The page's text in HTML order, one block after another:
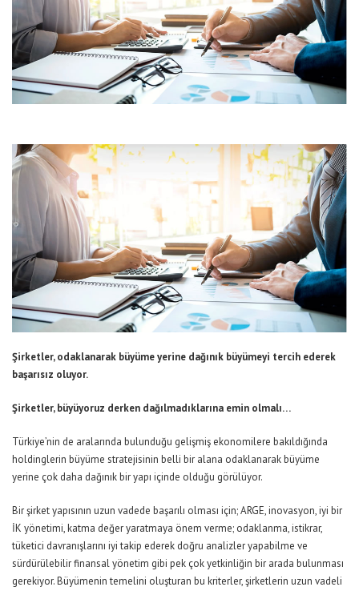
Şirketler, odaklanarak büyüme yerine dağınık büyümeyi tercih ederek
başarısız oluyor.
Şirketler, büyüyoruz derken dağılmadıklarına emin olmalı…
Türkiye’nin de aralarında bulunduğu gelişmiş ekonomilere bakıldığında
holdinglerin büyüme stratejisinin belli bir alana odaklanarak büyüme
yerine çok daha dağınık bir yapı içinde olduğu görülüyor.
Bir şirket yapısının uzun vadede başarılı olması için; ARGE, inovasyon, iyi bir
İK yönetimi, katma değer yaratmaya önem verme; odaklanma, istikrar,
tüketici davranışlarını iyi takip ederek doğru analizler yapabilme ve
sürdürülebilir finansal yönetim gibi pek çok yetkinliğin bir arada bulunması
gerekiyor. Büyümenin temelini oluşturan bu kriterler, şirketlerin uzun vadeli